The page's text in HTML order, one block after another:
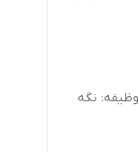
قطعات و لوازم ماشین کنترلی دبلیو ال تویز ( اکسل طبقی جلو ) کد فنی: 959-16 وظیفه: نگه